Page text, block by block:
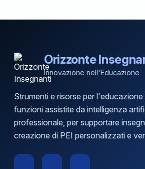
Orizzonte
Innovazione nell'Educazione
Strumenti e risorse per
funzioni assistite da intelligenza
professionale, per supportare
creazione di PEI personalizzati e